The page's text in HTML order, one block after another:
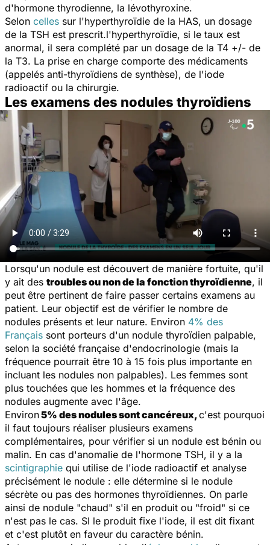
d'hormone thyrodienne, la lévothyroxine.
Selon celles sur l'hyperthyroïdie de la HAS, un dosage
de la TSH est prescrit.l'hyperthyroïdie, si le taux est
anormal, il sera complété par un dosage de la T4 +/- de
la T3. La prise en charge comporte des médicaments
(appelés anti-thyroïdiens de synthèse), de l'iode
radioactif ou la chirurgie.
Les examens des nodules thyroïdiens
Lorsqu'un nodule est découvert de manière fortuite, qu'il
y ait des troubles ou non de la fonction thyroïdienne, il
peut être pertinent de faire passer certains examens au
patient. Leur objectif est de vérifier le nombre de
nodules présents et leur nature. Environ 4% des
Français sont porteurs d'un nodule thyroïdien palpable,
selon la société française d'endocrinologie (mais la
fréquence pourrait être 10 à 15 fois plus importante en
incluant les nodules non palpables). Les femmes sont
plus touchées que les hommes et la fréquence des
nodules augmente avec l'âge.
Environ5% des nodules sont cancéreux,c'est pourquoi
il faut toujours réaliser plusieurs examens
complémentaires, pour vérifier si un nodule est bénin ou
malin. En cas d'anomalie de l'hormone TSH, il y a la
scintigraphie qui utilise de l'iode radioactif et analyse
précisément le nodule : elle détermine si le nodule
sécrète ou pas des hormones thyroïdiennes. On parle
ainsi de nodule "chaud" s'il en produit ou "froid" si ce
n'est pas le cas. SI le produit fixe l'iode, il est dit fixant
et c'est plutôt en faveur du caractère bénin.